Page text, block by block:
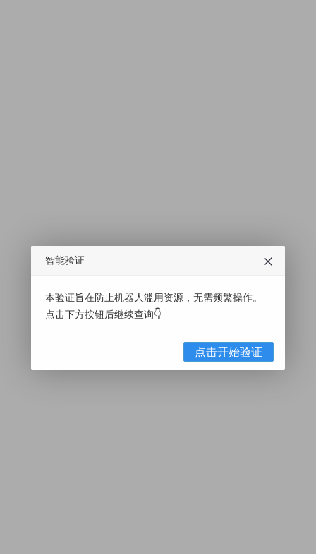
智能验证
本验证旨在防止机器人滥用资源，无需频繁操作。
点击下方按钮后继续查询👇
点击开始验证